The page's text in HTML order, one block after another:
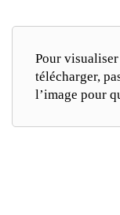
Pour
télécharger,
l’image pour